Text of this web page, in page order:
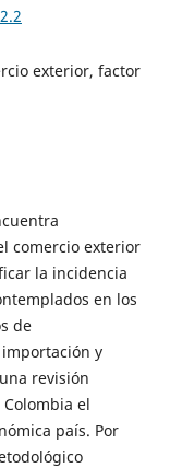
exterior, factor
comercio exterior
la incidencia
en los
de
y
revisión
el
país. Por